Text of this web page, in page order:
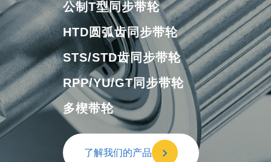
橡胶单面齿同步带
橡胶双面齿同步带
橡胶多楔带
橡胶开口带
了解我们的产品